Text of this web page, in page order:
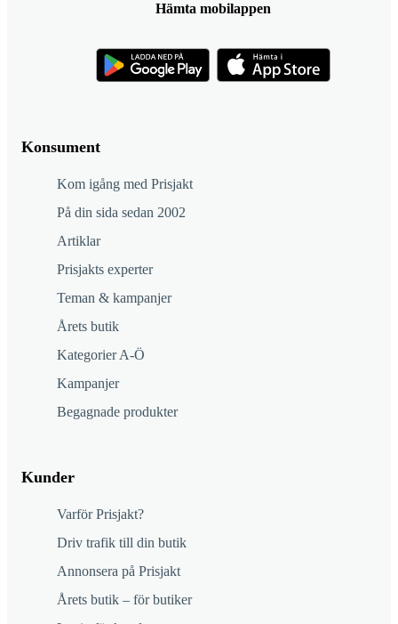
Konsument
Kom igång med Prisjakt
På din sida sedan 2002
Artiklar
Prisjakts experter
Teman & kampanjer
Årets butik
Kategorier A-Ö
Kampanjer
Begagnade produkter
Kunder
Varför Prisjakt?
Driv trafik till din butik
Annonsera på Prisjakt
Årets butik – för butiker
Hämta mobilappen